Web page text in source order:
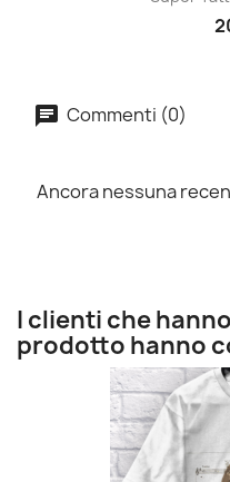
Commenti (0)
Ancora nessuna
I clienti che
prodotto hanno